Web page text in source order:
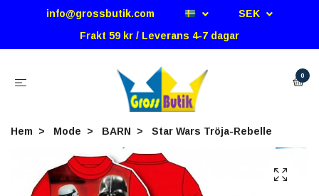
info@grossbutik.com
SEK
Frakt 59 kr / Leverans 4-7 dagar
0
Hem Mode BARN Star Wars Tröja-Rebelle